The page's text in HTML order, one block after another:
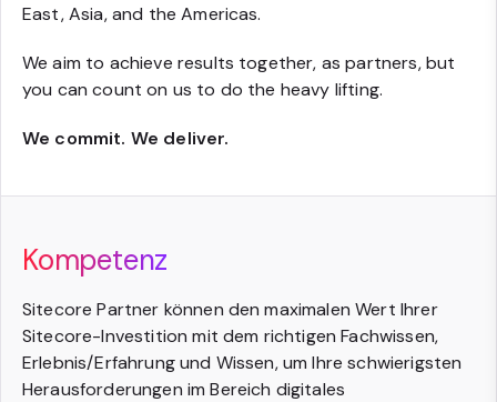
East, Asia, and the Americas.
We aim to achieve results together, as partners, but
you can count on us to do the heavy lifting.
We commit. We deliver.
Kompetenz
Sitecore Partner können den maximalen Wert Ihrer
Sitecore-Investition mit dem richtigen Fachwissen,
Erlebnis/Erfahrung und Wissen, um Ihre schwierigsten
Herausforderungen im Bereich digitales